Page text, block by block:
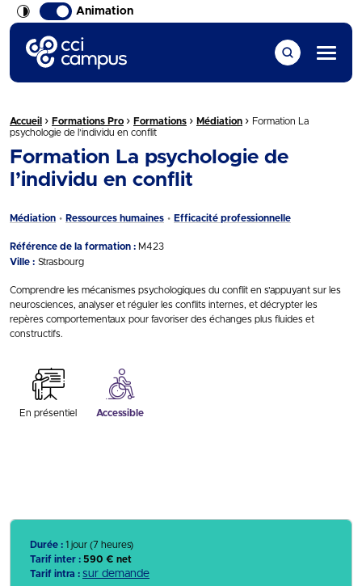
Animation
CCI Campus La formation qui vous ressemble
Menu
Fil d'Ariane :
Accueil › Formations Pro › Formations › Médiation › Formation La
psychologie de l’individu en conflit
Formation La psychologie de
l’individu en conflit
Médiation Ressources humaines Efficacité professionnelle
Référence de la formation : M423
Ville : Strasbourg
Comprendre les mécanismes psychologiques du conflit en s’appuyant sur les
neurosciences, analyser et réguler les conflits internes, et décrypter les
repères comportementaux pour favoriser des échanges plus fluides et
constructifs.
En présentiel Accessible
Durée : 1 jour (7 heures)
Tarif inter : 590 € net
Tarif intra : sur demande